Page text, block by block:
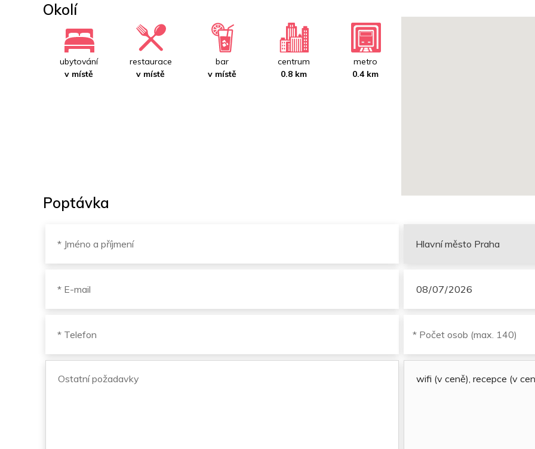
Okolí
ubytování
v místě
restaurace
v místě
bar
v místě
centrum
0.8 km
metro
0.4 km
Poptávka